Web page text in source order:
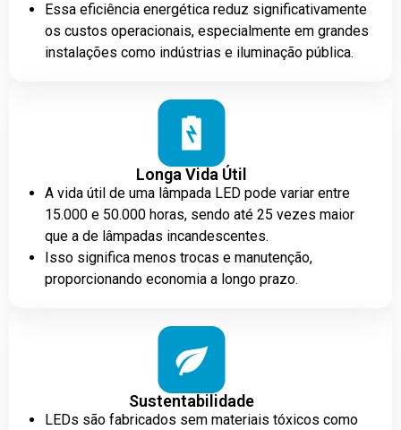
Essa eficiência energética reduz significativamente
os custos operacionais, especialmente em grandes
instalações como indústrias e iluminação pública.
Longa Vida Útil
A vida útil de uma lâmpada LED pode variar entre
15.000 e 50.000 horas, sendo até 25 vezes maior
que a de lâmpadas incandescentes.
Isso significa menos trocas e manutenção,
proporcionando economia a longo prazo.
Sustentabilidade
LEDs são fabricados sem materiais tóxicos como